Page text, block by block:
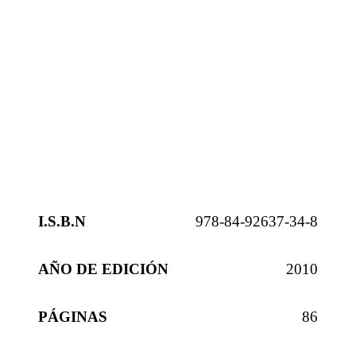
I.S.B.N 978-84-92637-34-8
AÑO DE EDICIÓN 2010
PÁGINAS 86